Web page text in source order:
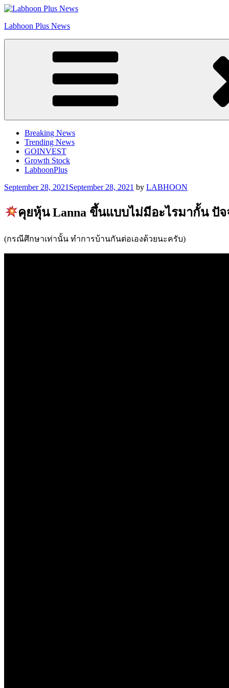
Skip
content
Labhoon Plus News
Breaking News
Trending News
GOINVEST
Growth Stock
LabhoonPlus
Posted
September 28, 2021 September 28, 2021 by LABHOON
คุยหุ้น Lanna ขึ้นแบบไม่มีอะไรมากั้น ปั
(กรณีศึกษาเท่านั้น ทำการบ้านกันต่อเองด้วยนะครับ)